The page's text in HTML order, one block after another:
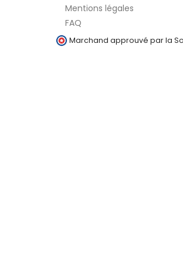
Mentions légales
FAQ
Marchand approuvé par la